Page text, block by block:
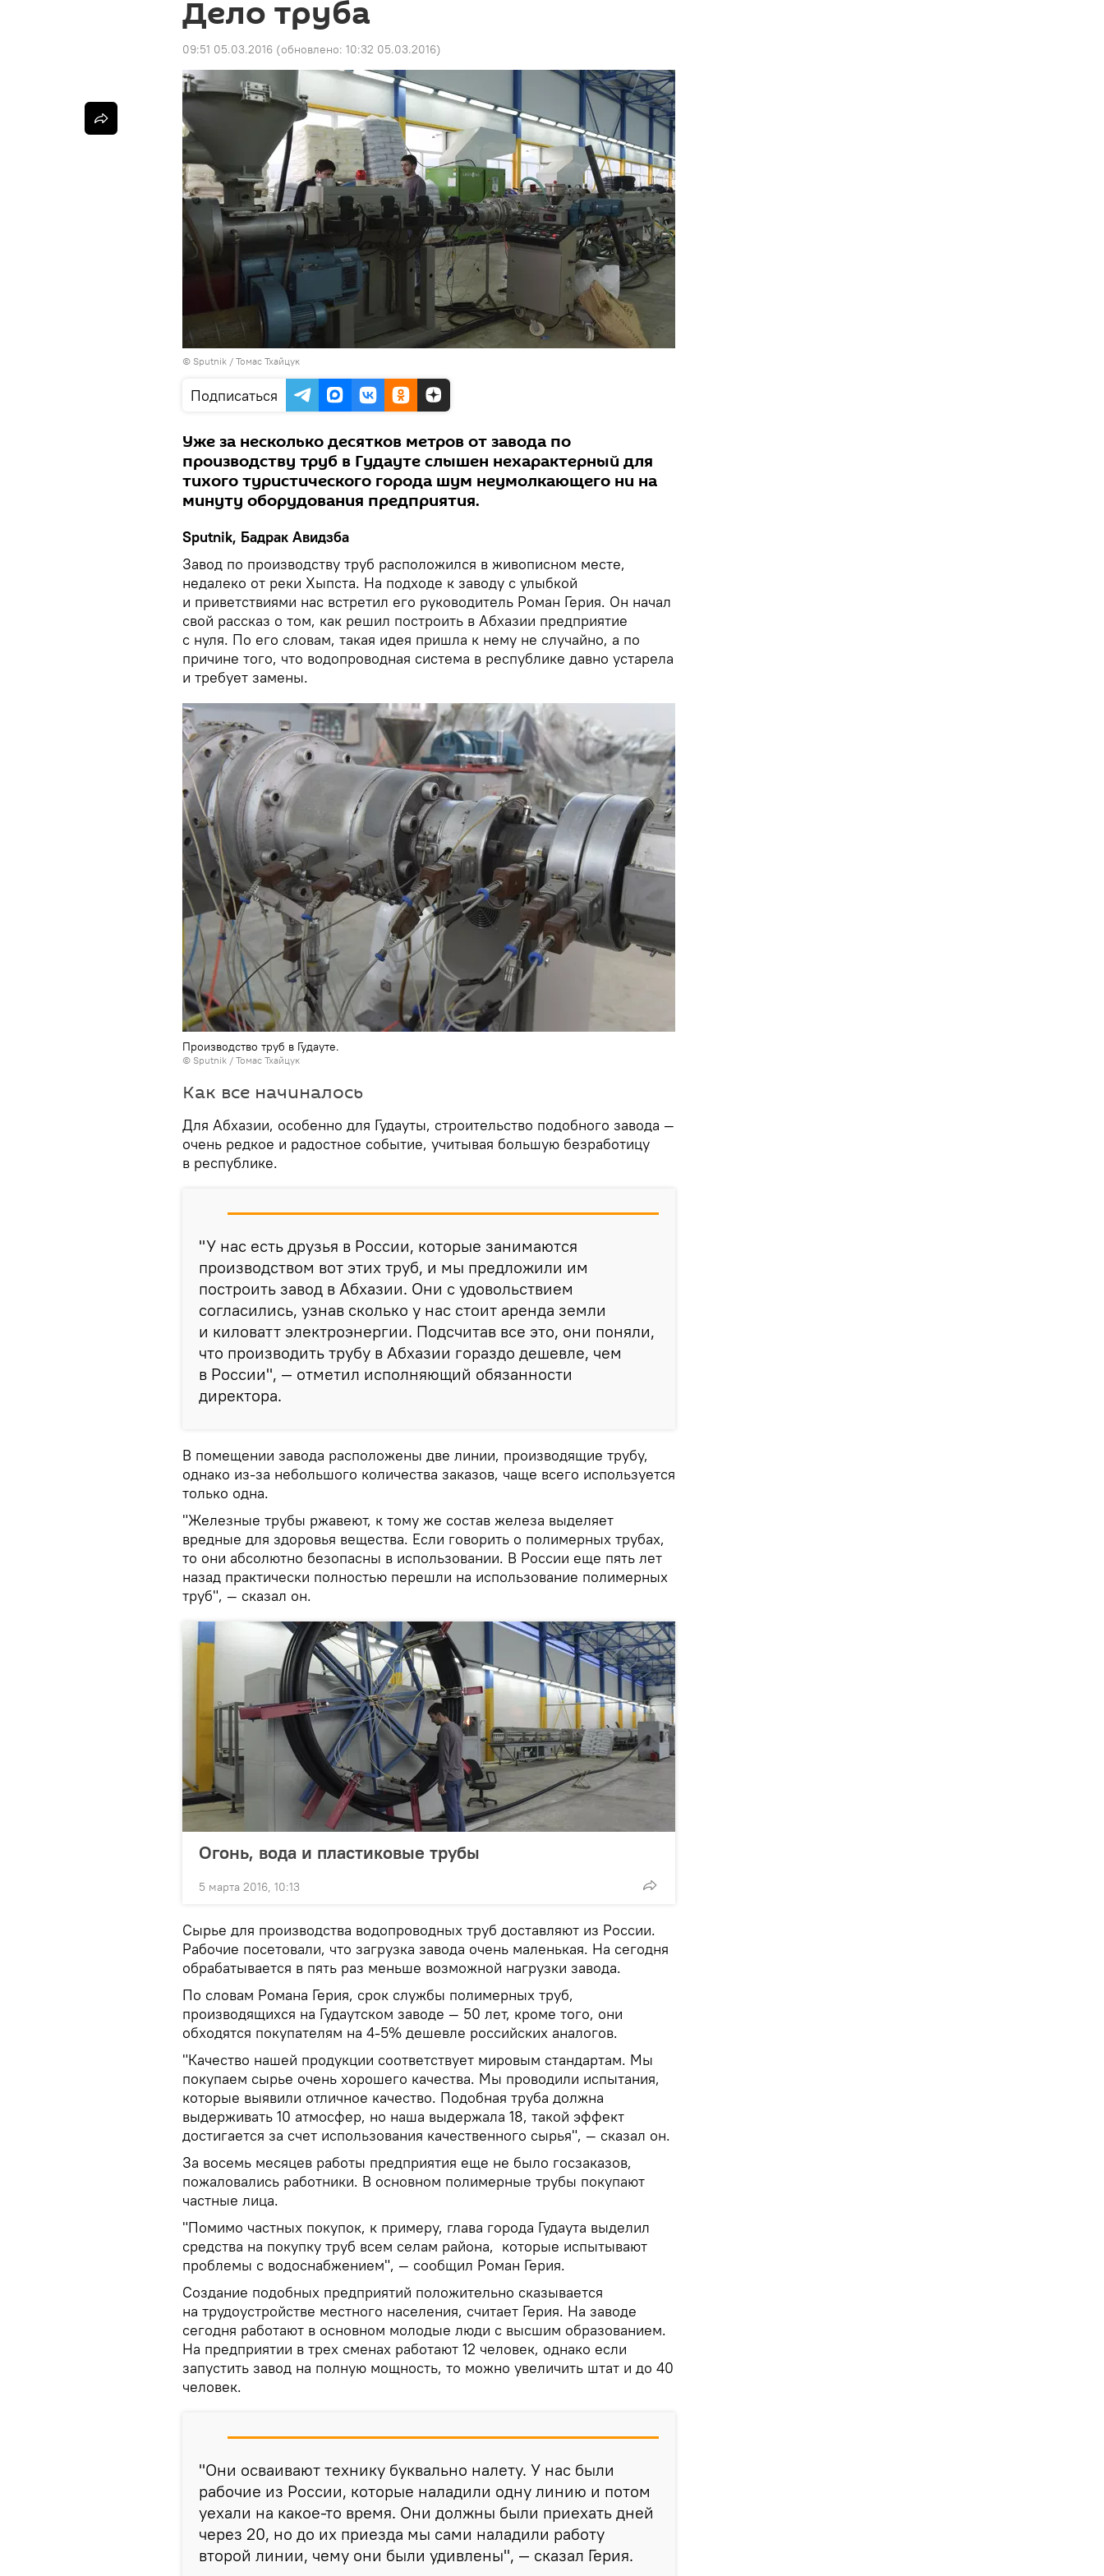
Дело труба
09:51 05.03.2016 (обновлено: 10:32 05.03.2016)
© Sputnik / Томас Тхайцук
Подписаться
Уже за несколько десятков метров от завода по
производству труб в Гудауте слышен нехарактерный для
тихого туристического города шум неумолкающего ни на
минуту оборудования предприятия.
Sputnik, Бадрак Авидзба
Завод по производству труб расположился в живописном месте,
недалеко от реки Хыпста. На подходе к заводу с улыбкой
и приветствиями нас встретил его руководитель Роман Герия. Он начал
свой рассказ о том, как решил построить в Абхазии предприятие
с нуля. По его словам, такая идея пришла к нему не случайно, а по
причине того, что водопроводная система в республике давно устарела
и требует замены.
Производство труб в Гудауте.
© Sputnik / Томас Тхайцук
Как все начиналось
Для Абхазии, особенно для Гудауты, строительство подобного завода —
очень редкое и радостное событие, учитывая большую безработицу
в республике.
"У нас есть друзья в России, которые занимаются
производством вот этих труб, и мы предложили им
построить завод в Абхазии. Они с удовольствием
согласились, узнав сколько у нас стоит аренда земли
и киловатт электроэнергии. Подсчитав все это, они поняли,
что производить трубу в Абхазии гораздо дешевле, чем
в России", — отметил исполняющий обязанности
директора.
В помещении завода расположены две линии, производящие трубу,
однако из-за небольшого количества заказов, чаще всего используется
только одна.
"Железные трубы ржавеют, к тому же состав железа выделяет
вредные для здоровья вещества. Если говорить о полимерных трубах,
то они абсолютно безопасны в использовании. В России еще пять лет
назад практически полностью перешли на использование полимерных
труб", — сказал он.
Огонь, вода и пластиковые трубы
5 марта 2016, 10:13
Сырье для производства водопроводных труб доставляют из России.
Рабочие посетовали, что загрузка завода очень маленькая. На сегодня
обрабатывается в пять раз меньше возможной нагрузки завода.
По словам Романа Герия, срок службы полимерных труб,
производящихся на Гудаутском заводе — 50 лет, кроме того, они
обходятся покупателям на 4-5% дешевле российских аналогов.
"Качество нашей продукции соответствует мировым стандартам. Мы
покупаем сырье очень хорошего качества. Мы проводили испытания,
которые выявили отличное качество. Подобная труба должна
выдерживать 10 атмосфер, но наша выдержала 18, такой эффект
достигается за счет использования качественного сырья", — сказал он.
За восемь месяцев работы предприятия еще не было госзаказов,
пожаловались работники. В основном полимерные трубы покупают
частные лица.
"Помимо частных покупок, к примеру, глава города Гудаута выделил
средства на покупку труб всем селам района, которые испытывают
проблемы с водоснабжением", — сообщил Роман Герия.
Создание подобных предприятий положительно сказывается
на трудоустройстве местного населения, считает Герия. На заводе
сегодня работают в основном молодые люди с высшим образованием.
На предприятии в трех сменах работают 12 человек, однако если
запустить завод на полную мощность, то можно увеличить штат и до 40
человек.
"Они осваивают технику буквально налету. У нас были
рабочие из России, которые наладили одну линию и потом
уехали на какое-то время. Они должны были приехать дней
через 20, но до их приезда мы сами наладили работу
второй линии, чему они были удивлены", — сказал Герия.